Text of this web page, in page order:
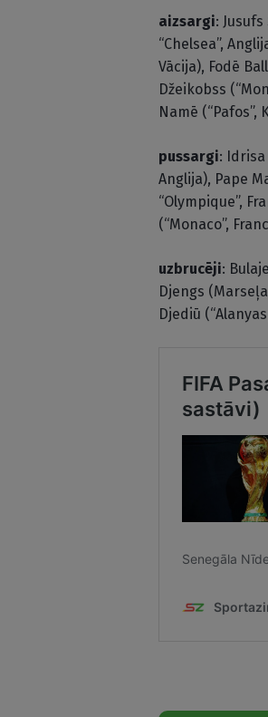
aizsargi:
“Chelsea”,
Vācija), Fodē
Džeikobss
Namē (“Pafos”,
pussargi: Idrisa
Anglija), Pape
“Olympique”,
(“Monaco”,
uzbrucēji:
Djengs
Djediū